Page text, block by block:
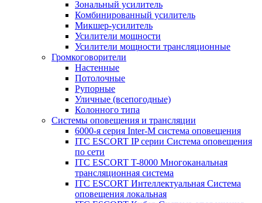
Зональный усилитель
Комбинированный усилитель
Микшер-усилитель
Усилители мощности
Усилители мощности трансляционные
Громкоговорители
Настенные
Потолочные
Рупорные
Уличные (всепогодные)
Колонного типа
Системы оповещения и трансляции
6000-я серия Inter-M система оповещения
ITC ESCORT IP серии Система оповещения
по сети
ITC ESCORT T-8000 Многоканальная
трансляционная система
ITC ESCORT Интеллектуальная Система
оповещения локальная